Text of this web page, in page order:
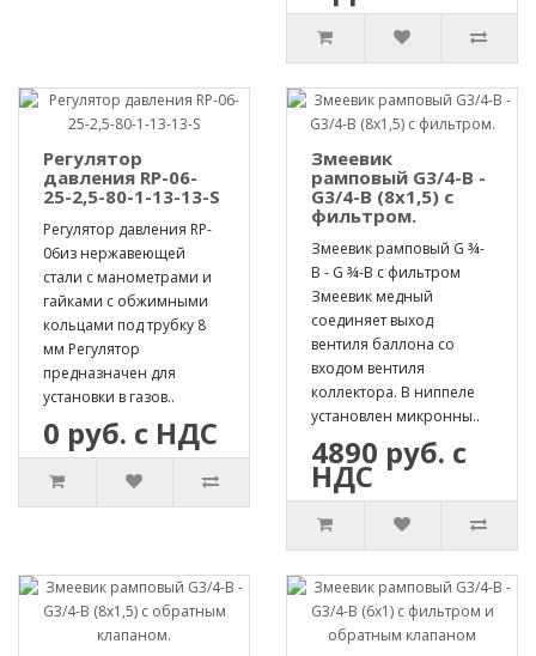
Регулятор
давления RP-06-
25-2,5-80-1-13-13-S
Регулятор давления RP-
06из нержавеющей
стали с манометрами и
гайками с обжимными
кольцами под трубку 8
мм Регулятор
предназначен для
установки в газов..
0 руб. с НДС
Змеевик
рамповый G3/4-B -
G3/4-B (8х1,5) с
фильтром.
Змеевик рамповый G ¾-
B - G ¾-B с фильтром
Змеевик медный
соединяет выход
вентиля баллона со
входом вентиля
коллектора. В ниппеле
установлен микронны..
4890 руб. с
НДС